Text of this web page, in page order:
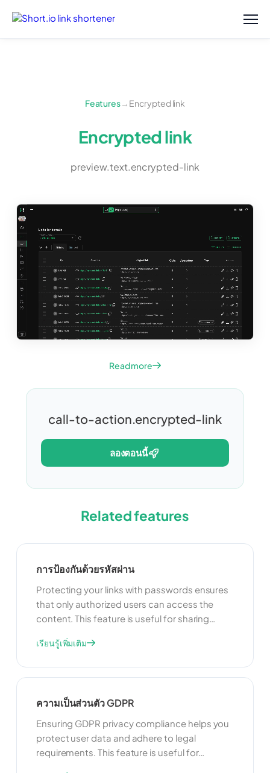
Features→ Encrypted link
Encrypted link
preview.text.encrypted-link
Read more
call-to-action.encrypted-link
ลองตอนนี้
Related features
การป้องกันด้วยรหัสผ่าน
Protecting your links with passwords ensures
that only authorized users can access the
content. This feature is useful for sharing
restricted resources. By adding a password,
enhance the security of your shared content.
เรียนรู้เพิ่มเติม
ความเป็นส่วนตัว GDPR
Ensuring GDPR privacy compliance helps you
protect user data and adhere to legal
requirements. This feature is useful for